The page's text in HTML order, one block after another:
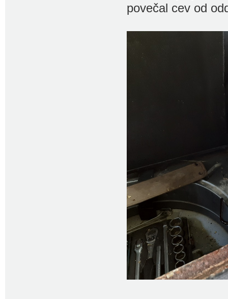
povečal cev od